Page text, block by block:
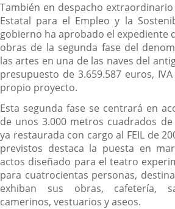
También en despacho
Estatal para el Empleo y la
gobierno ha aprobado el expediente
obras de la segunda fase del
las artes en una de las naves del
presupuesto de 3.659.587 euros,
propio proyecto.
Esta segunda fase se centrará en
de unos 3.000 metros cuadrados
ya restaurada con cargo al FEIL de
previstos destaca la puesta en
actos diseñado para el teatro
para cuatrocientas personas,
exhiban sus obras, cafetería,
camerinos, vestuarios y aseos.